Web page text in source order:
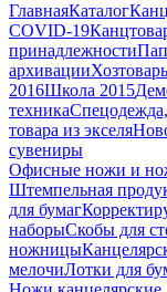
ГлавнаяКаталог
COVID-19
принадлежности
архивации
2016Школа 2015
техника
товара из экселя
сувениры
Офисные ножи и
Штемпельная
для бумаг
наборыСкобы для
ножницы
мелочиЛотки для